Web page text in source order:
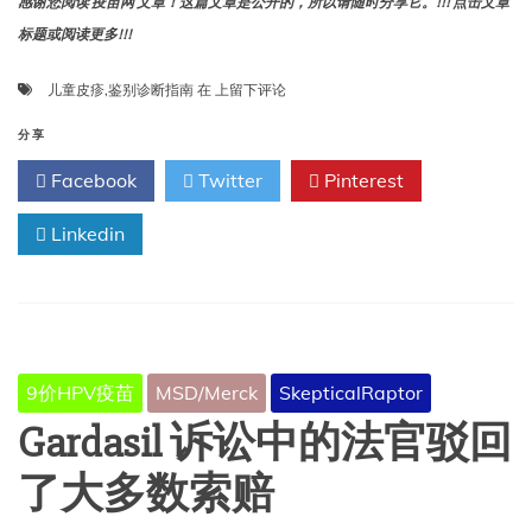
标题或阅读更多!!!
儿童皮疹,鉴别诊断指南 在 儿
疹/
疾
病
上留下评论
分享
Facebook Twitter Pinterest
Linkedin
9价HPV疫苗 MSD/Merck SkepticalRaptor
Gardasil 诉讼中的法官驳回
了大多数索赔